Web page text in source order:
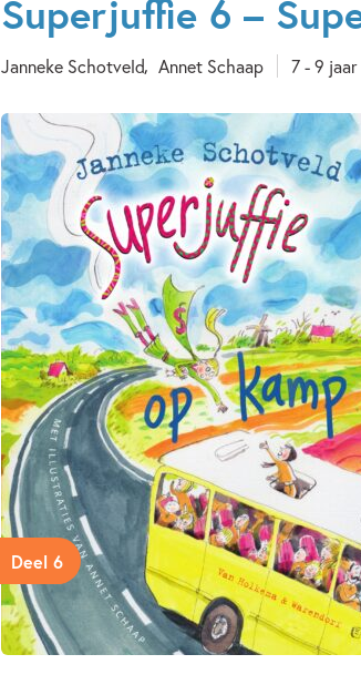
Superjuffie 6 –
Janneke Schotveld Annet Schaap 7 - 9 jaar
Deel 6